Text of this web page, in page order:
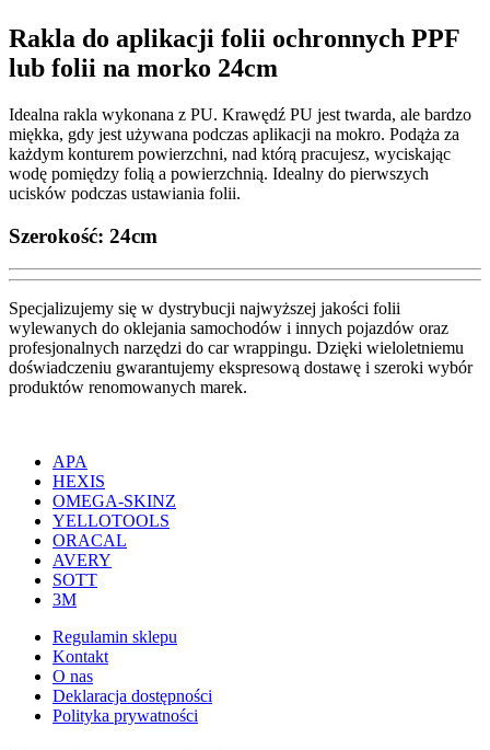
Rakla do aplikacji folii ochronnych PPF
lub folii na morko 24cm
Idealna rakla wykonana z PU. Krawędź PU jest twarda, ale bardzo
miękka, gdy jest używana podczas aplikacji na mokro. Podąża za
każdym konturem powierzchni, nad którą pracujesz, wyciskając
wodę pomiędzy folią a powierzchnią. Idealny do pierwszych
ucisków podczas ustawiania folii.
Szerokość: 24cm
Specjalizujemy się w dystrybucji najwyższej jakości folii
wylewanych do oklejania samochodów i innych pojazdów oraz
profesjonalnych narzędzi do car wrappingu. Dzięki wieloletniemu
doświadczeniu gwarantujemy ekspresową dostawę i szeroki wybór
produktów renomowanych marek.
APA
HEXIS
OMEGA-SKINZ
YELLOTOOLS
ORACAL
AVERY
SOTT
3M
Regulamin sklepu
Kontakt
O nas
Deklaracja dostępności
Polityka prywatności